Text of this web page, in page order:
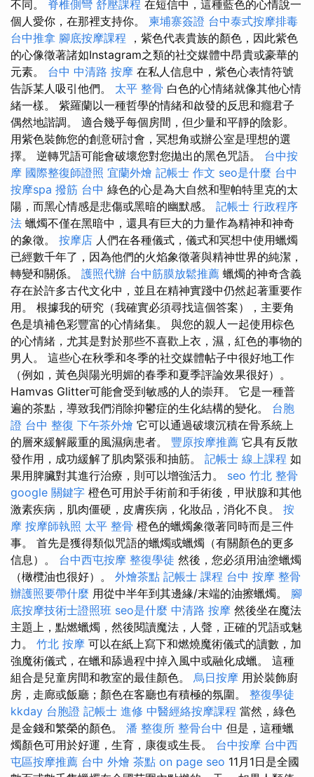
不同。 脊椎側彎 舒壓課程 在短信中，這種藍色的心情說一
個人愛你，在那裡支持你。 柬埔寨簽證 台中泰式按摩排毒
台中推拿 腳底按摩課程 ，紫色代表貴族的顏色，因此紫色
的心像徵著諸如Instagram之類的社交媒體中昂貴或豪華的
元素。 台中 中清路 按摩 在私人信息中，紫色心表情符號
告訴某人吸引他們。 太平 整骨 白色的心情緒就像其他心情
緒一樣。 紫羅蘭以一種哲學的情緒和啟發的反思和癮君子
偶然地諧調。 適合幾乎每個房間，但少量和平靜的陰影。
用紫色裝飾您的創意研討會，冥想角或辦公室是理想的選
擇。 逆轉咒語可能會破壞您對您拋出的黑色咒語。 台中按
摩 國際整復師證照 宜蘭外燴 記帳士 作文 seo是什麼 台中
按摩spa 撥筋 台中 綠色的心是為大自然和聖帕特里克的太
陽，而黑心情感是悲傷或黑暗的幽默感。 記帳士 行政程序
法 蠟燭不僅在黑暗中，還具有巨大的力量作為精神和神奇
的象徵。 按摩店 人們在各種儀式，儀式和冥想中使用蠟燭
已經數千年了，因為他們的火焰象徵著與精神世界的純潔，
轉變和關係。 護照代辦 台中筋膜放鬆推薦 蠟燭的神奇含義
存在於許多古代文化中，並且在精神實踐中仍然起著重要作
用。 根據我的研究（我確實必須尋找這個答案），主要角
色是填補色彩豐富的心情緒集。 與您的親人一起使用棕色
的心情緒，尤其是對於那些不喜歡上衣，濕，紅色的事物的
男人。 這些心在秋季和冬季的社交媒體帖子中很好地工作
（例如，黃色與陽光明媚的春季和夏季評論效果很好）。
Hamvas Glitter可能會受到敏感的人的崇拜。 它是一種普
遍的茶點，導致我們消除抑鬱症的生化結構的變化。 台胞
證 台中 整復 下午茶外燴 它可以通過破壞沉積在骨系統上
的層來緩解嚴重的風濕病患者。 豐原按摩推薦 它具有反散
發作用，成功緩解了肌肉緊張和抽筋。 記帳士 線上課程 如
果用脾臟對其進行治療，則可以增強活力。 seo 竹北 整骨
google 關鍵字 橙色可用於手術前和手術後，甲狀腺和其他
激素疾病，肌肉僵硬，皮膚疾病，化妝品，消化不良。 按
摩 按摩師執照 太平 整骨 橙色的蠟燭象徵著同時而是三件
事。 首先是獲得類似咒語的蠟燭或蠟燭（有關顏色的更多
信息）。 台中西屯按摩 整復學徒 然後，您必須用油塗蠟燭
（橄欖油也很好）。 外燴茶點 記帳士 課程 台中 按摩 整骨
辦護照要帶什麼 用從中半年到其邊緣/末端的油擦蠟燭。 腳
底按摩技術士證照班 seo是什麼 中清路 按摩 然後坐在魔法
主題上，點燃蠟燭，然後閱讀魔法，人聲，正確的咒語或魅
力。 竹北 按摩 可以在紙上寫下和燃燒魔術儀式的讀數，加
強魔術儀式，在蠟和舔過程中掉入風中或融化成蠟。 這種
組合是兒童房間和教室的最佳顏色。 烏日按摩 用於裝飾廚
房，走廊或飯廳；顏色在客廳也有積極的氛圍。 整復學徒
kkday 台胞證 記帳士 進修 中醫經絡按摩課程 當然，綠色
是金錢和繁榮的顏色。 潘 整復所 整骨台中 但是，這種蠟
燭顏色可用於好運，生育，康復或生長。 台中按摩 台中西
屯區按摩推薦 台中 外燴 茶點 on page seo 11月1日是全國